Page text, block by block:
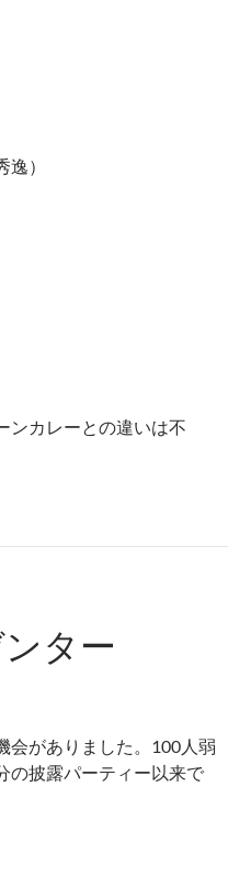
）
ンカレーとの違いは不
ター
会がありました。100人弱
の披露パーティー以来で